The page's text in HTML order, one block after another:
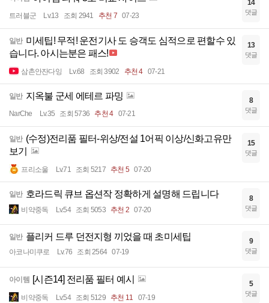
트러블군 Lv.13 조회 2941 추천 7 07-23
14
댓글
일반 미세팁! 무적! 운전기사 도 승객도 심적으로 편할수 있
습니다. 아시는분은 패스!
삼촌안잔다잉 Lv.68 조회 3902 추천 4 07-21
13
댓글
일반 지옥불 군세 에테르 파밍
NarChe Lv.35 조회 5736 추천 4 07-21
8
댓글
일반 (수정)전리품 필터-위상/전설 1어픽 이상/신화고유만
보기
프리소울 Lv.71 조회 5217 추천 5 07-20
15
댓글
일반 호라드릭 큐브 옵션작 정확하게 설명해 드립니다
비약중독 Lv.54 조회 5053 추천 2 07-20
8
댓글
일반 플리커 드루 던전지형 끼었을 때 초미세팁
아코나미쿠로 Lv.76 조회 2564 07-19
9
댓글
아이템 [시즌14] 전리품 필터 예시
비약중독 Lv.54 조회 5129 추천 11 07-19
5
댓글